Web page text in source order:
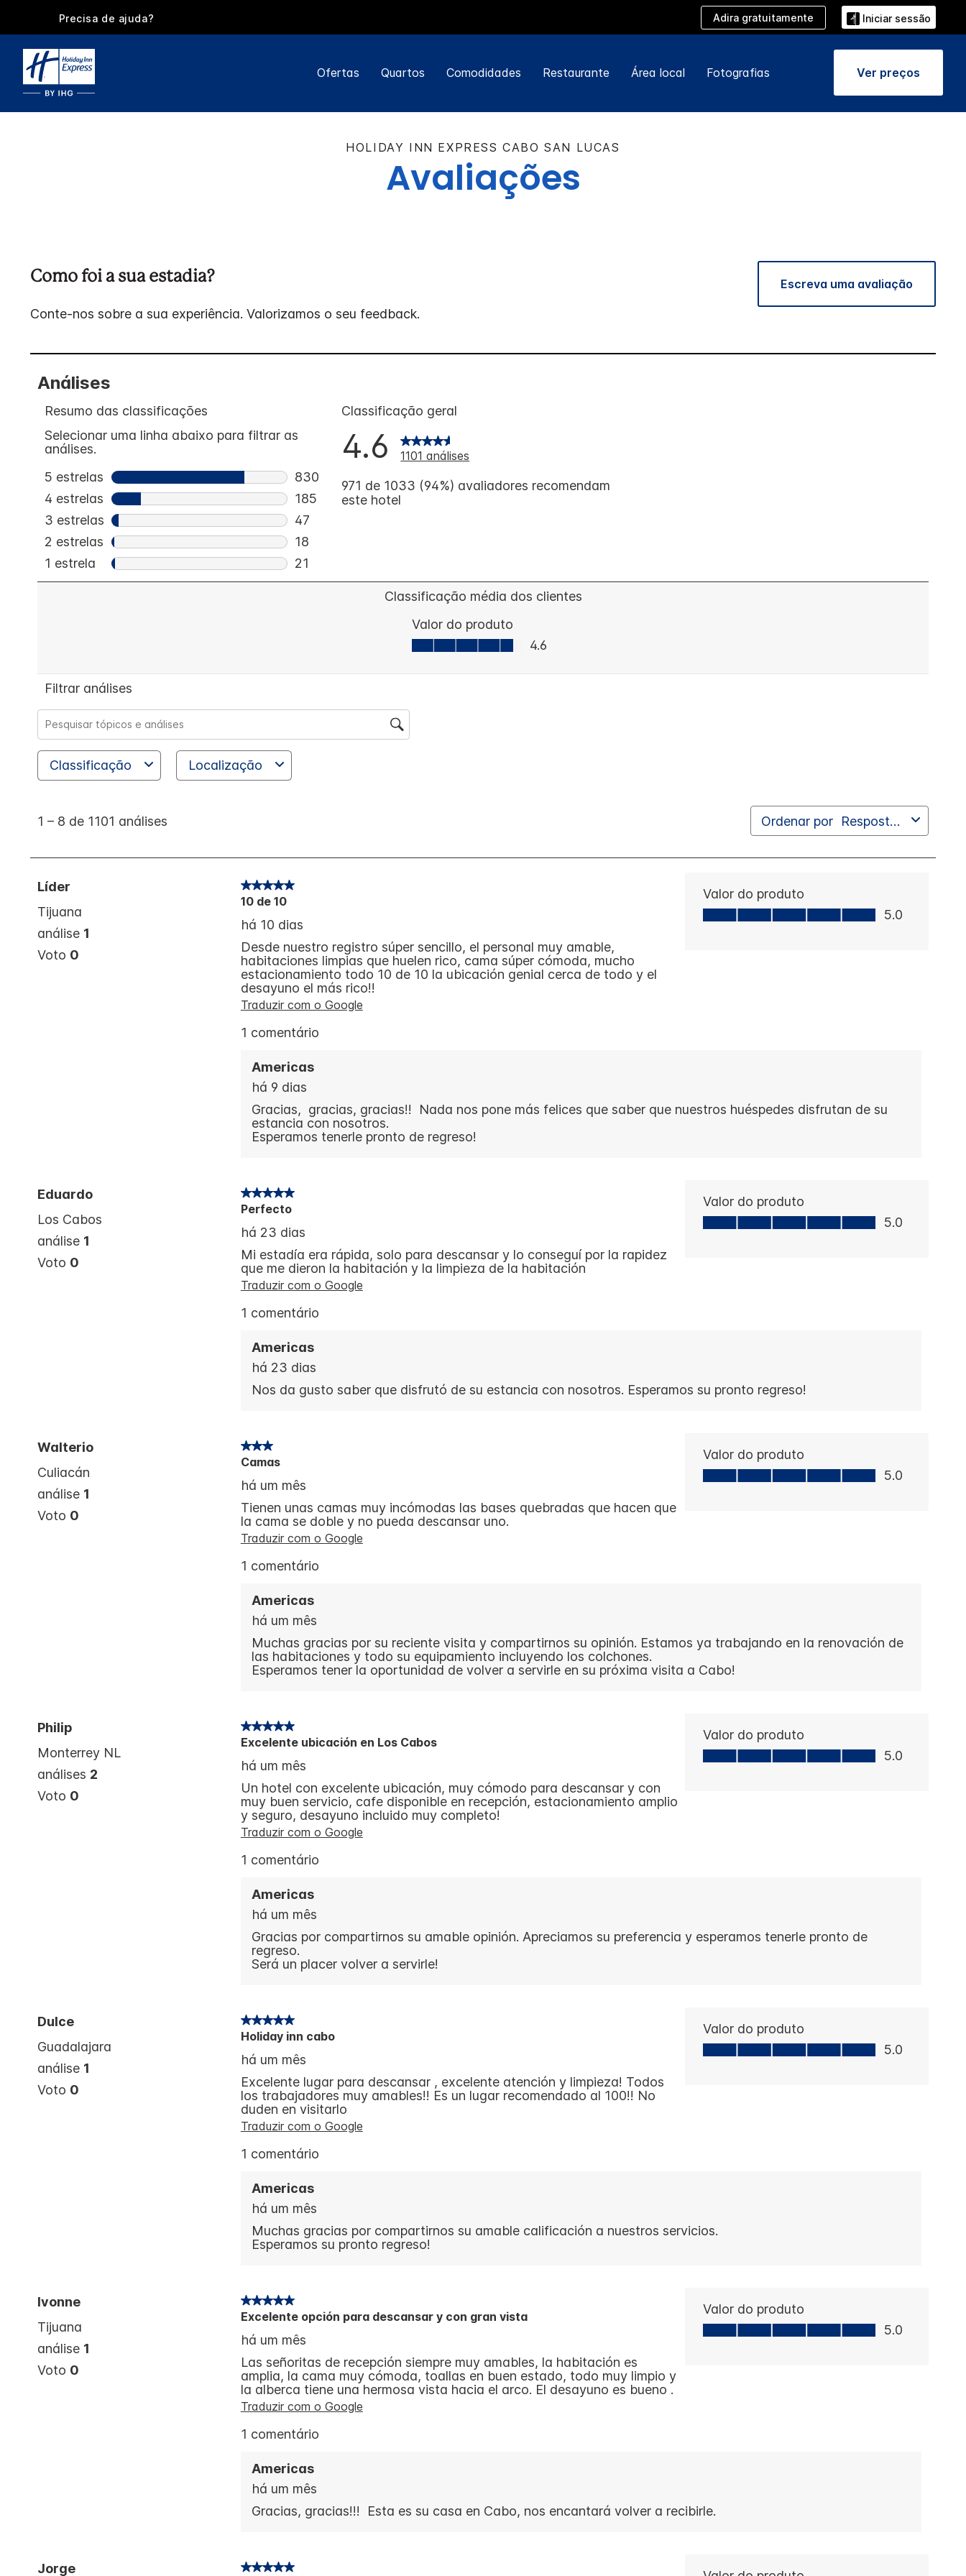
Precisa de ajuda? Adira gratuitamente Iniciar sessão
Ofertas Quartos Comodidades Restaurante Área local Fotografias Ver preços
HOLIDAY INN EXPRESS CABO SAN LUCAS
Avaliações
Como foi a sua estadia?
Conte-nos sobre a sua experiência. Valorizamos o seu feedback.
Escreva uma avaliação